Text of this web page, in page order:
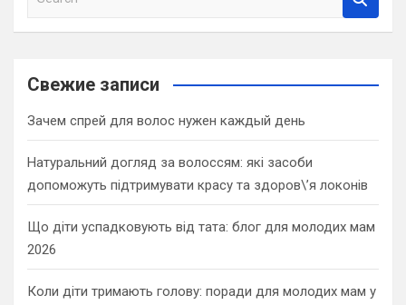
a
c
Свежие записи
Зачем спрей для волос нужен каждый день
Натуральний догляд за волоссям: які засоби
допоможуть підтримувати красу та здоров\’я локонів
Що діти успадковують від тата: блог для молодих мам
2026
Коли діти тримають голову: поради для молодих мам у